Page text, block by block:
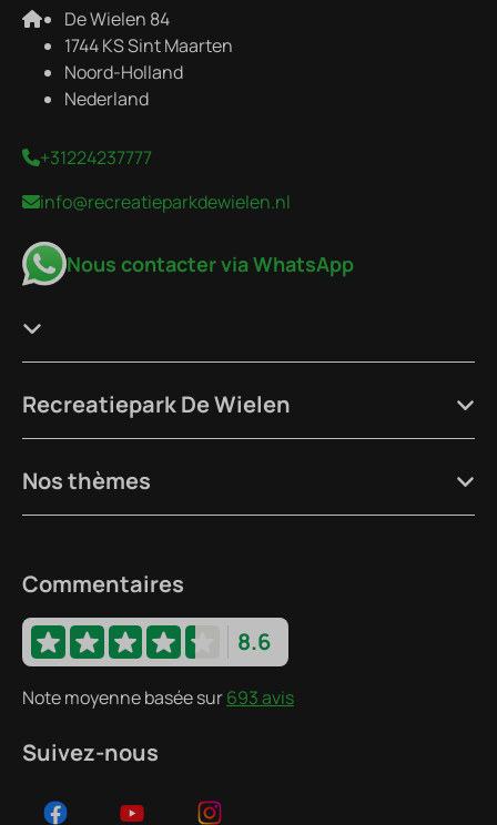
De Wielen 84
1744 KS Sint Maarten
Noord-Holland
Nederland
+31224237777
info@recreatieparkdewielen.nl
Nous contacter via WhatsApp
Recreatiepark De Wielen
Nos thèmes
Commentaires
8.6
Note moyenne basée sur693 avis
Suivez-nous